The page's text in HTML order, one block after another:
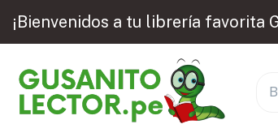
¡Bienvenidos a tu librería favorita